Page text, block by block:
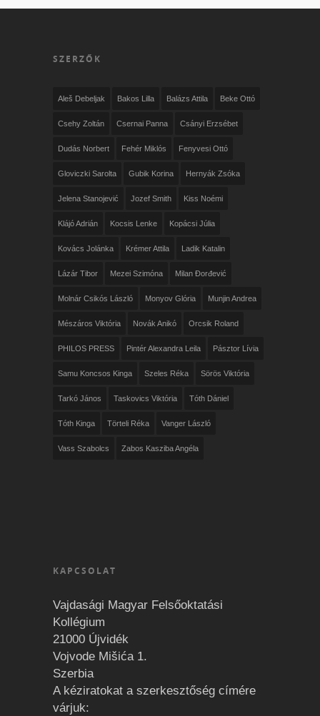
SZERZŐK
Aleš Debeljak Bakos Lilla Balázs Attila Beke Ottó
Csehy Zoltán Csernai Panna Csányi Erzsébet
Dudás Norbert Fehér Miklós Fenyvesi Ottó
Gloviczki Sarolta Gubik Korina Hernyák Zsóka
Jelena Stanojević Jozef Smith Kiss Noémi
Klájó Adrián Kocsis Lenke Kopácsi Júlia
Kovács Jolánka Krémer Attila Ladik Katalin
Lázár Tibor Mezei Szimóna Milan Đorđević
Molnár Csikós László Monyov Glória Munjin Andrea
Mészáros Viktória Novák Anikó Orcsik Roland
PHILOS PRESS Pintér Alexandra Leila Pásztor Lívia
Samu Koncsos Kinga Szeles Réka Sörös Viktória
Tarkó János Taskovics Viktória Tóth Dániel
Tóth Kinga Törteli Réka Vanger László
Vass Szabolcs Zabos Kasziba Angéla
KAPCSOLAT
Vajdasági Magyar Felsőoktatási
Kollégium
21000 Újvidék
Vojvode Mišića 1.
Szerbia
A kéziratokat a szerkesztőség címére
várjuk: